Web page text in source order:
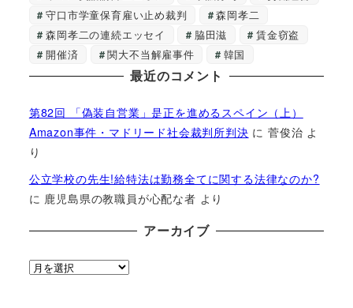
守口市学童保育雇い止め裁判
森岡孝二
森岡孝二の連続エッセイ
脇田滋
賃金窃盗
開催済
関大不当解雇事件 韓国
最近のコメント
第82回 「偽装自営業」是正を進めるスペイン（上）
Amazon事件・マドリード社会裁判所判決 に菅俊治 よ
り
公立学校の先生!給特法は勤務全てに関する法律なのか?
に 鹿児島県の教職員が心配な者 より
アーカイブ
ア